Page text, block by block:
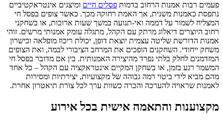
פעמים רבות אמנות הרחוב בדמות פסלים חיים ומיצגים אינטראקטיביים
נתפסת כאמנות משנית, אך האמת רחוקה מכך. כאשר צופים בפסל חי
המצליח לשמור על דממה ואי-תנועה במשך שעות ארוכות, או בשחקני
רחוב היוצרים דיאלוג מרתק עם הקהל, מתגלה עומק אמנותי מרשים. זוהי
אמנות הדורשת שליטה עצמית יוצאת דופן, יכולת ריכוז מופלאה וכישרון
משחק ייחודי. השחקנים הופכים את המרחב הציבורי לבמה, ואת הצופים
המזדמנים לחלק בלתי נפרד מהיצירה האמנותית. בין אם מדובר בפסל חי
המשמר רגע בזמן, או בשחקן המקיים אינטראקציה עם הקהל – כל אחד
מהם מביא לידי ביטוי רמה גבוהה של מקצועיות, יצירתיות ומסירות
לאמנות שראויה להערכה והכרה כשוות ערך לכל צורת תיאטרון אחרת.
מקצוענות והתאמה אישית בכל אירוע